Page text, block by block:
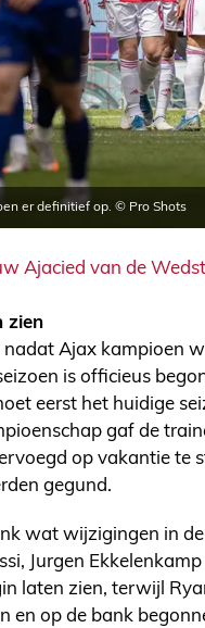
er definitief op. © Pro Shots
Ajacied van de
zien
Ajax kampioen
is officieus
eerst het huidige
gaf de
op vakantie te
gegund.
wat wijzigingen in de
Jurgen
laten zien, terwijl
en op de bank